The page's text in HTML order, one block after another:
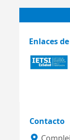
Enlaces
Contacto